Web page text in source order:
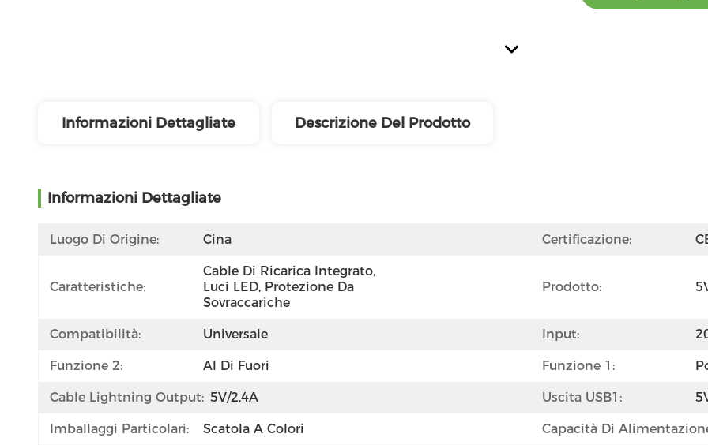
Informazioni Dettagliate Descrizione Del Prodotto
Informazioni Dettagliate
Luogo Di Origine: Cina Certificazione:
Caratteristiche:
Cable Di Ricarica Integrato,
Luci LED, Protezione Da
Sovraccariche
Prodotto:
Compatibilità: Universale Input:
Funzione 2: Al Di Fuori Funzione 1:
Cable Lightning Output: 5V/2,4A Uscita USB1:
Imballaggi Particolari: Scatola A Colori Capacità Di